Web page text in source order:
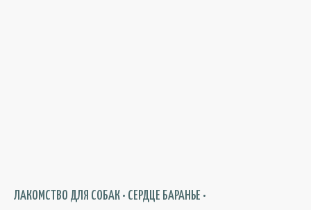
ЛАКОМСТВО ДЛЯ СОБАК • СЕРДЦЕ БАРАНЬЕ •